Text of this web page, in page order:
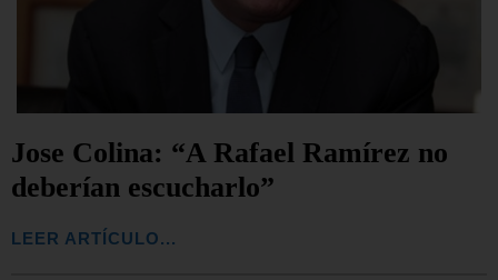
Jose Colina: “A Rafael Ramírez no
deberían escucharlo”
LEER ARTÍCULO...